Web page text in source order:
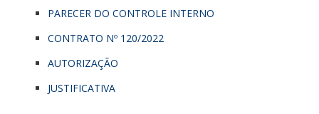
PARECER DO CONTROLE INTERNO
CONTRATO Nº 120/2022
AUTORIZAÇÃO
JUSTIFICATIVA